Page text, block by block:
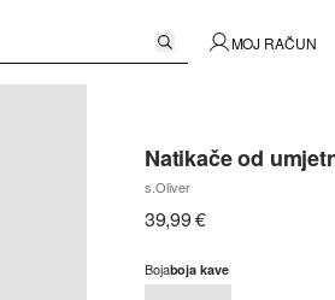
MOJ RAČUN
Natikače od
s.Oliver
39,99 €
Bojaboja kave